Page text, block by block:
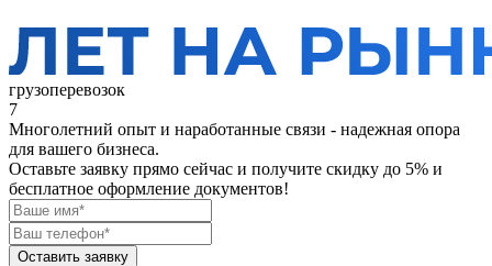
грузоперевозок
7
Многолетний опыт и наработанные связи - надежная опора
для вашего бизнеса.
Оставьте заявку прямо сейчас и получите скидку до 5% и
бесплатное оформление документов!
Оставить заявку